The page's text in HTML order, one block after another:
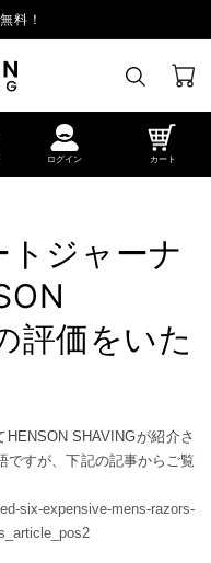
料！
ー
ログイン カート
ジャーナ
評価をいた
SHAVINGが紹介さ
ですが、下記の記事からご覧
six-expensive-mens-razors-